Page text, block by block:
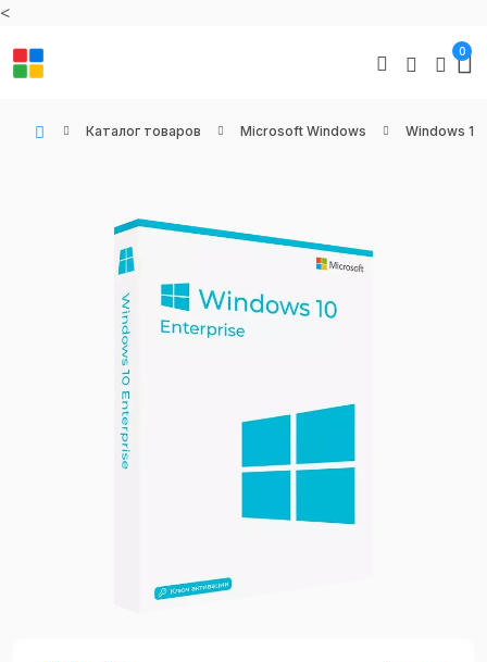
<
0
Каталог товаров Microsoft Windows Windows 10